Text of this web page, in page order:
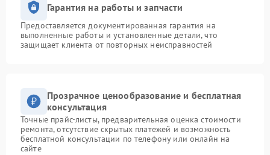
Гарантия на работы и запчасти
Предоставляется документированная гарантия на
выполненные работы и установленные детали, что
защищает клиента от повторных неисправностей
Прозрачное ценообразование и бесплатная
консультация
Точные прайс-листы, предварительная оценка стоимости
ремонта, отсутствие скрытых платежей и возможность
бесплатной консультации по телефону или онлайн на
сайте